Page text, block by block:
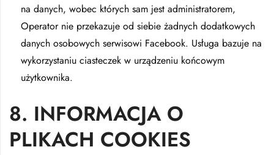
na danych, wobec których sam jest administratorem,
Operator nie przekazuje od siebie żadnych dodatkowych
danych osobowych serwisowi Facebook. Usługa bazuje na
wykorzystaniu ciasteczek w urządzeniu końcowym
użytkownika.
8. INFORMACJA O
PLIKACH COOKIES